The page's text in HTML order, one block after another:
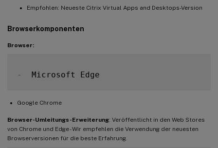
Empfohlen: Neueste Citrix Virtual Apps and Desktops-Version
Browserkomponenten
Browser:
-
Google Chrome
Browser-Umleitungs-Erweiterung: Veröffentlicht in den Web Stores
von Chrome und Edge - Wir empfehlen die Verwendung der neuesten
Browserversionen für die beste Erfahrung.